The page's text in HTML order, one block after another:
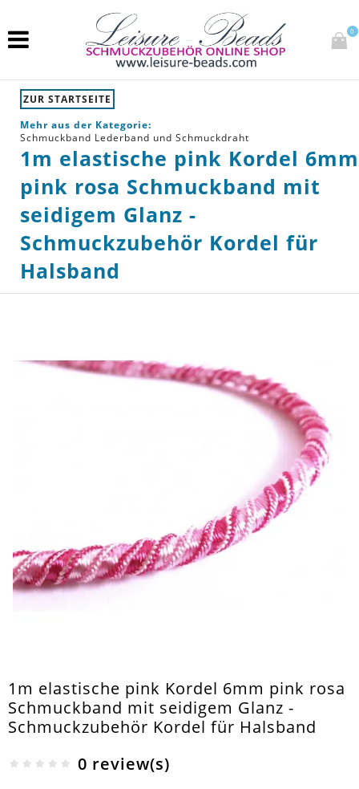
0
ZUR STARTSEITE
Mehr aus der Kategorie:
Schmuckband Lederband und Schmuckdraht
1m elastische pink Kordel 6mm
pink rosa Schmuckband mit
seidigem Glanz -
Schmuckzubehör Kordel für
Halsband
1m elastische pink Kordel 6mm pink rosa
Schmuckband mit seidigem Glanz -
Schmuckzubehör Kordel für Halsband
0 review(s)